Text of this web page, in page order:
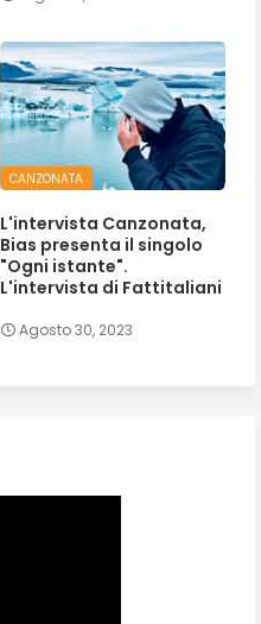
CANZONATA
L'intervista Canzonata,
Bias presenta il singolo
"Ogni istante".
L'intervista di Fattitaliani
Agosto 30, 2023